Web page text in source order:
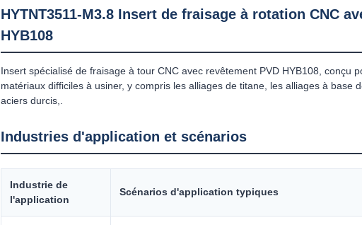
HYTNT3511-M3.8 Insert de fraisage à rotation CNC
HYB108
Insert spécialisé de fraisage à tour CNC avec revêtement PVD HYB108, conçu
matériaux difficiles à usiner, y compris les alliages de titane, les alliages à base
aciers durcis,.
Industries d'application et scénarios
Industrie de
l'application
Scénarios d'application typiques